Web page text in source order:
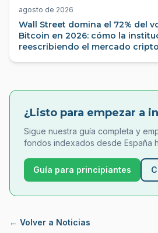
agosto de 2026
Wall Street domina el 72% del
Bitcoin en 2026: cómo la
reescribiendo el mercado cripto
¿Listo para empezar a
Sigue nuestra guía completa y
fondos indexados desde España
Guía para principiantes
← Volver a Noticias